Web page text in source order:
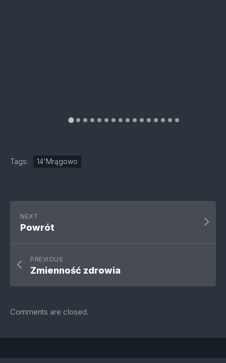
Tags: 14'Mrągowo
NEXT
Powrót
PREVIOUS
Zmienność zdrowia
Comments are closed.